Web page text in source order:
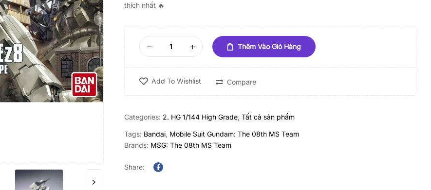
thích nhất 🔥
Thêm Vào Giỏ Hàng
Add To Wishlist Compare
Categories: 2. HG 1/144 High Grade, Tất cả sản phẩm
Tags: Bandai, Mobile Suit Gundam: The 08th MS Team
Brands: MSG: The 08th MS Team
Share:
Facebook